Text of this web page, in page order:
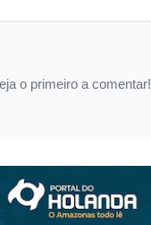
o primeiro a comentar!